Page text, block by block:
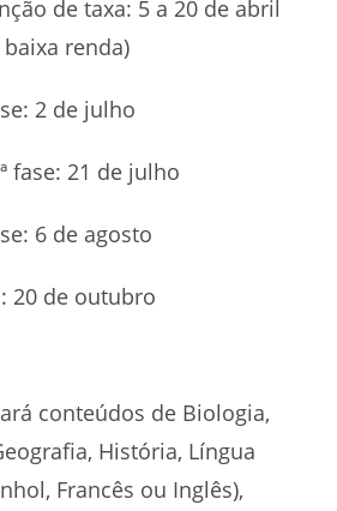
de taxa: 5 a 20 de abril
renda)
2 de julho
fase: 21 de julho
6 de agosto
20 de outubro
conteúdos de Biologia,
História, Língua
Francês ou Inglês),